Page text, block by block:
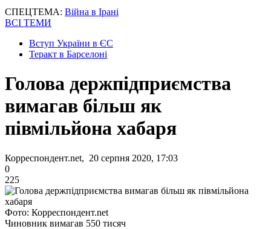
СПЕЦТЕМА: Війна в Ірані
ВСІ ТЕМИ
Вступ України в ЄС
Теракт в Барселоні
Голова держпідприємства
вимагав більш як
півмільйона хабаря
Корреспондент.net, 20 серпня 2020, 17:03
0
225
Фото: Корреспондент.net
Чиновник вимагав 550 тисяч